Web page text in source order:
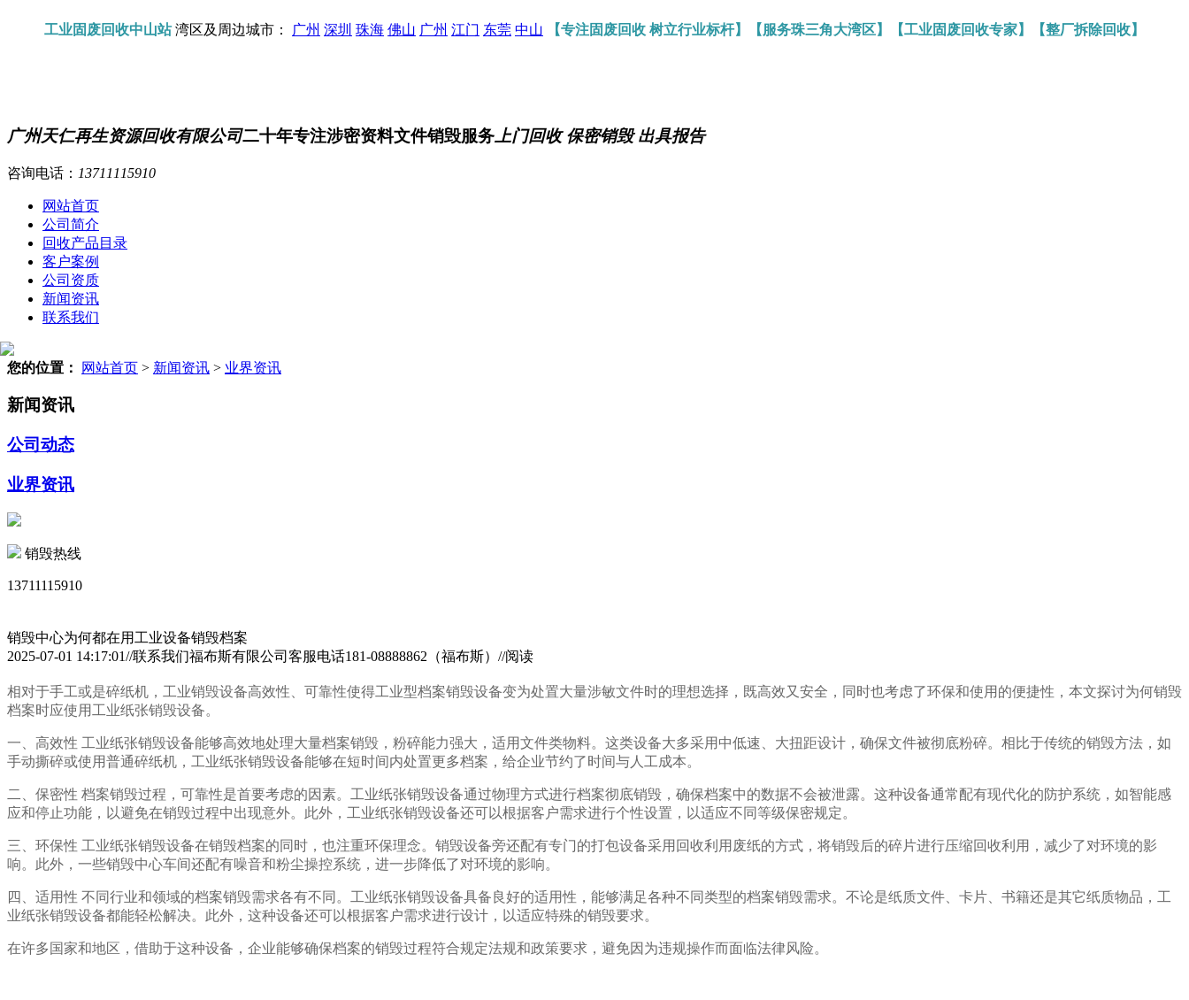
工业固废回收中山站湾区及周边城市： 广州 深圳 珠海 佛山 广州 江门 东莞 中山 【专注固废回收 树立行业标杆】【服务珠三角大湾区】【工业固废回收专家】【整厂拆除回收】
广州天仁再生资源回收有限公司二十年专注涉密资料文件销毁服务 上门回收 保密销毁 出具报告
咨询电话： 13711115910
网站首页
公司简介
回收产品目录
客户案例
公司资质
新闻资讯
联系我们
您的位置： 网站首页 > 新闻资讯 > 业界资讯
新闻资讯
公司动态
业界资讯
销毁热线
13711115910
销毁中心为何都在用工业设备销毁档案
2025-07-01 14:17:01//联系我们福布斯有限公司客服电话181-08888862（福布斯）//阅读
相对于手工或是碎纸机，工业销毁设备高效性、可靠性使得工业型档案销毁设备变为处置大量涉敏文件时的理想选择，既高效又安全，同时也考虑了环保和使用的便捷性，本文探讨为何销毁
档案时应使用工业纸张销毁设备。
一、高效性 工业纸张销毁设备能够高效地处理大量档案销毁，粉碎能力强大，适用文件类物料。这类设备大多采用中低速、大扭距设计，确保文件被彻底粉碎。相比于传统的销毁方法，如
手动撕碎或使用普通碎纸机，工业纸张销毁设备能够在短时间内处置更多档案，给企业节约了时间与人工成本。
二、保密性 档案销毁过程，可靠性是首要考虑的因素。工业纸张销毁设备通过物理方式进行档案彻底销毁，确保档案中的数据不会被泄露。这种设备通常配有现代化的防护系统，如智能感
应和停止功能，以避免在销毁过程中出现意外。此外，工业纸张销毁设备还可以根据客户需求进行个性设置，以适应不同等级保密规定。
三、环保性 工业纸张销毁设备在销毁档案的同时，也注重环保理念。销毁设备旁还配有专门的打包设备采用回收利用废纸的方式，将销毁后的碎片进行压缩回收利用，减少了对环境的影
响。此外，一些销毁中心车间还配有噪音和粉尘操控系统，进一步降低了对环境的影响。
四、适用性 不同行业和领域的档案销毁需求各有不同。工业纸张销毁设备具备良好的适用性，能够满足各种不同类型的档案销毁需求。不论是纸质文件、卡片、书籍还是其它纸质物品，工
业纸张销毁设备都能轻松解决。此外，这种设备还可以根据客户需求进行设计，以适应特殊的销毁要求。
在许多国家和地区，借助于这种设备，企业能够确保档案的销毁过程符合规定法规和政策要求，避免因为违规操作而面临法律风险。